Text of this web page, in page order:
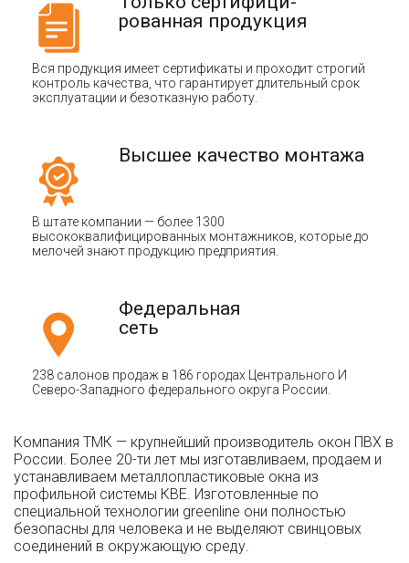
рованная продукция
Вся продукция имеет сертификаты и проходит строгий
контроль качества, что гарантирует длительный срок
эксплуатации и безотказную работу.
Высшее качество монтажа
В штате компании — более 1300
высококвалифицированных монтажников, которые до
мелочей знают продукцию предприятия.
Федеральная
сеть
238 салонов продаж в 186 городах Центрального И
Северо-Западного федерального округа России.
Компания ТМК — крупнейший производитель окон ПВХ в
России. Более 20-ти лет мы изготавливаем, продаем и
устанавливаем металлопластиковые окна из
профильной системы КВЕ. Изготовленные по
специальной технологии greenline они полностью
безопасны для человека и не выделяют свинцовых
соединений в окружающую среду.